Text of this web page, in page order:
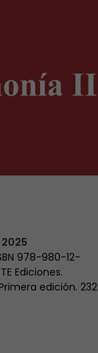
978-980-12-
Ediciones.
edición. 232